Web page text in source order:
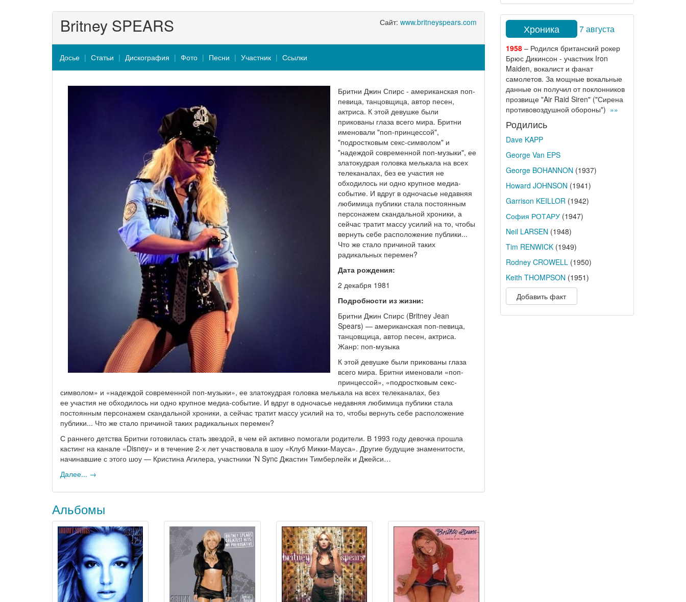
Сайт: www.britneyspears.com
Britney SPEARS
Досье Статьи Дискография Фото Песни Участник Ссылки
Бритни Джин Спирс - американская поп-
певица, танцовщица, автор песен,
актриса. К этой девушке были
прикованы глаза всего мира. Бритни
именовали "поп-принцессой",
"подростковым секс-символом" и
"надеждой современной поп-музыки", ее
златокудрая головка мелькала на всех
телеканалах, без ее участия не
обходилось ни одно крупное медиа-
событие. И вдруг в одночасье недавняя
любимица публики стала постоянным
персонажем скандальной хроники, а
сейчас тратит массу усилий на то, чтобы
вернуть себе расположение публики...
Что же стало причиной таких
радикальных перемен?
Дата рождения:
2 декабря 1981
Подробности из жизни:
Бритни Джин Спирс (Britney Jean
Spears) — американская поп-певица,
танцовщица, автор песен, актриса.
Жанр: поп-музыка
К этой девушке были прикованы глаза
всего мира. Бритни именовали «поп-
принцессой», «подростковым секс-
символом» и «надеждой современной поп-музыки», ее златокудрая головка мелькала на всех телеканалах, без
ее участия не обходилось ни одно крупное медиа-событие. И вдруг в одночасье недавняя любимица публики стала
постоянным персонажем скандальной хроники, а сейчас тратит массу усилий на то, чтобы вернуть себе расположение
публики... Что же стало причиной таких радикальных перемен?
С раннего детства Бритни готовилась стать звездой, в чем ей активно помогали родители. В 1993 году девочка прошла
кастинг на канале «Disney» и в течение 2-х лет участвовала в шоу «Клуб Микки-Мауса». Другие будущие знаменитости,
начинавшие с этого шоу — Кристина Агилера, участники ’N Sync Джастин Тимберлейк и Джейси…
Далее... →
Альбомы
Хроника 7 августа
1958– Родился британский рокер
Брюс Дикинсон - участник Iron
Maiden, вокалист и фанат
самолетов. За мощные вокальные
данные он получил от поклонников
прозвище "Air Raid Siren" ("Сирена
противовоздушной обороны") »»
Родились
Dave KAPP
George Van EPS
George BOHANNON (1937)
Howard JOHNSON (1941)
Garrison KEILLOR(1942)
София РОТАРУ(1947)
Neil LARSEN (1948)
Tim RENWICK(1949)
Rodney CROWELL(1950)
Keith THOMPSON (1951)
Добавить факт